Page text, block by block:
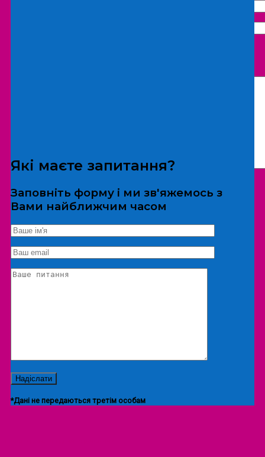
*Дані не передаються третім особам
Екскурсія/локація
Які маєте запитання?
Заповніть форму і ми зв'яжемось з
Вами найближчим часом
*Дані не передаються третім особам